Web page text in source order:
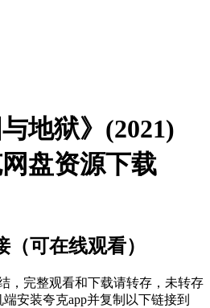
地狱》(2021)
盘资源下载
可在线观看）
，完整观看和下载请转存，未转存
安装夸克app并复制以下链接到